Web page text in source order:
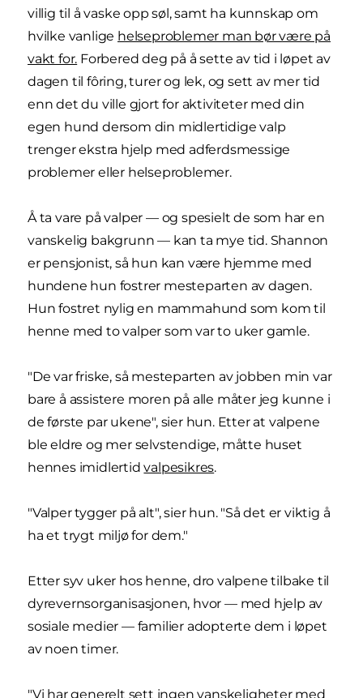
villig til å vaske opp søl, samt ha kunnskap om
hvilke vanlige helseproblemer man bør være på
vakt for. Forbered deg på å sette av tid i løpet av
dagen til fôring, turer og lek, og sett av mer tid
enn det du ville gjort for aktiviteter med din
egen hund dersom din midlertidige valp
trenger ekstra hjelp med adferdsmessige
problemer eller helseproblemer.
Å ta vare på valper — og spesielt de som har en
vanskelig bakgrunn — kan ta mye tid. Shannon
er pensjonist, så hun kan være hjemme med
hundene hun fostrer mesteparten av dagen.
Hun fostret nylig en mammahund som kom til
henne med to valper som var to uker gamle.
"De var friske, så mesteparten av jobben min var
bare å assistere moren på alle måter jeg kunne i
de første par ukene", sier hun. Etter at valpene
ble eldre og mer selvstendige, måtte huset
hennes imidlertidvalpesikres.
"Valper tygger på alt", sier hun. "Så det er viktig å
ha et trygt miljø for dem."
Etter syv uker hos henne, dro valpene tilbake til
dyrevernsorganisasjonen, hvor — med hjelp av
sosiale medier — familier adopterte dem i løpet
av noen timer.
"Vi har generelt sett ingen vanskeligheter med